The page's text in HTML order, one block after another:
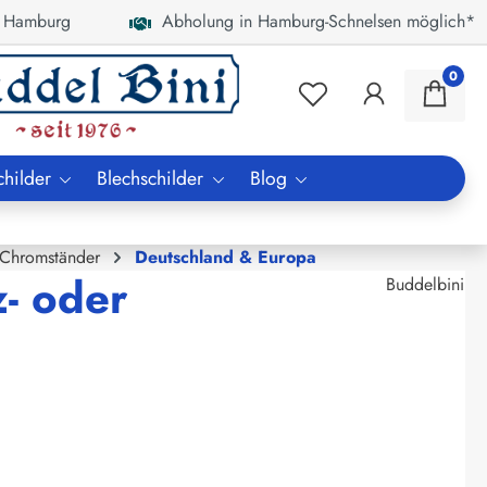
Abholung in Hamburg-Schnelsen möglich*
0
Blechschilder Blog
Deutschland & Europa
oder
Buddelbini